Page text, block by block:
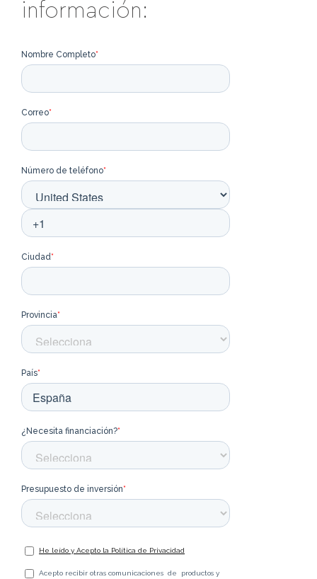
información: